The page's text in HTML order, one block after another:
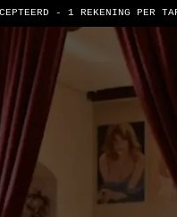
- 1 REKENING PER